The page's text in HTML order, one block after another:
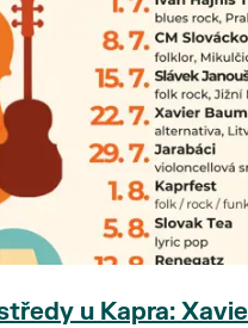
u Kapra: